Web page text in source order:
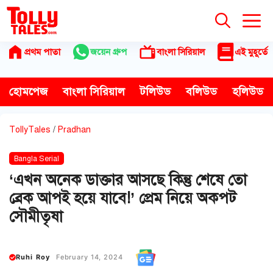
Skip
content
প্রথম পাতা জয়েন গ্রুপ বাংলা সিরিয়াল এই মুহূর্তে
হোমপেজ বাংলা সিরিয়াল টলিউড বলিউড হলিউড
TollyTales / Pradhan
Bangla Serial
‘এখন অনেক ডাক্তার আসছে কিন্তু শেষে তো
ব্রেক আপই হয়ে যাবে!’ প্রেম নিয়ে অকপট
সৌমীতৃষা
Ruhi Roy February 14, 2024